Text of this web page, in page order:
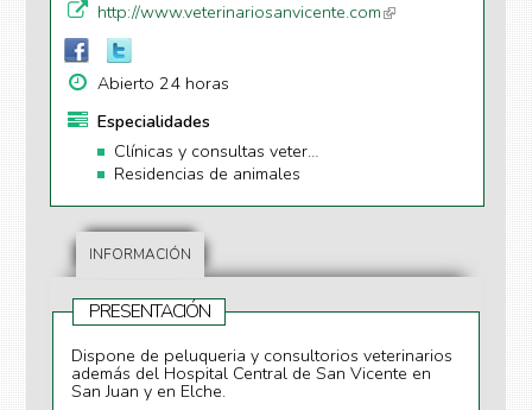
http://www.veterinariosanvicente.com(li
n
Abierto 24 horas
Especialidades
Clínicas y consultas veterinarias
Residencias de animales
INFORMACIÓN
PRESENTACIÓN
Dispone de peluqueria y consultorios veterinarios
además del Hospital Central de San Vicente en
San Juan y en Elche.